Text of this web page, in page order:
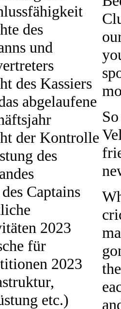
des
und
des Kassiers
abgelaufene
der Kontrolle
des
Captains
2023
für
2023
etc.)